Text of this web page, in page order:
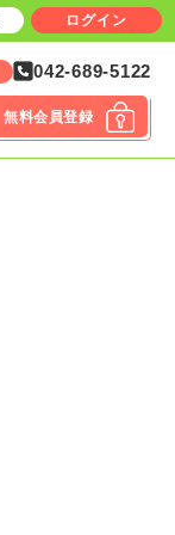
042-689-5122
無料会員登録
ログイン